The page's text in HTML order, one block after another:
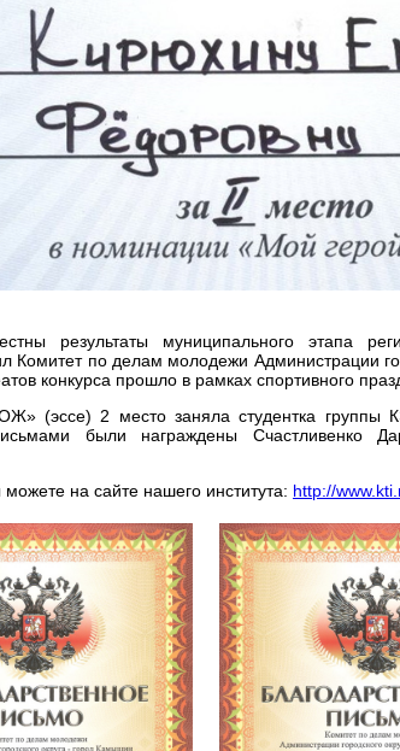
результаты муниципального этапа
Комитет по делам молодежи Администрации
конкурса прошло в рамках спортивного
(эссе) 2 место заняла студентка группы
были награждены
на сайте нашего института: http://